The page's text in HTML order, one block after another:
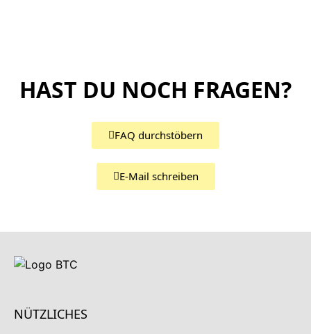
HAST DU NOCH FRAGEN?
FAQ durchstöbern
E-Mail schreiben
NÜTZLICHES